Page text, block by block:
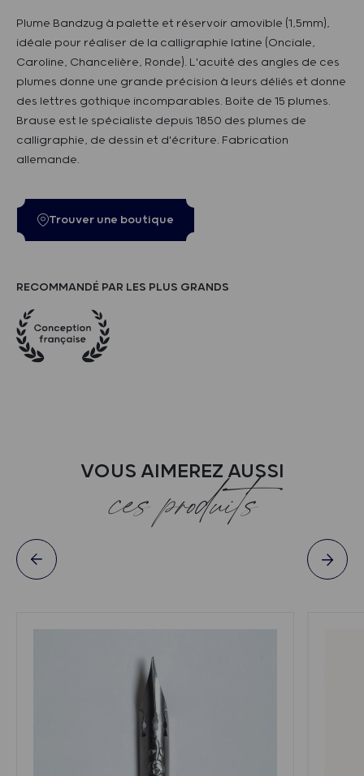
Plume Bandzug à palette et réservoir amovible (1,5mm),
idéale pour réaliser de la calligraphie latine (Onciale,
Caroline, Chancelière, Ronde). L'acuité des angles de ces
plumes donne une grande précision à leurs déliés et donne
des lettres gothique incomparables. Boite de 15 plumes.
Brause est le spécialiste depuis 1850 des plumes de
calligraphie, de dessin et d'écriture. Fabrication
allemande.
Trouver une boutique
RECOMMANDÉ PAR LES PLUS GRANDS
VOUS AIMEREZ AUSSI
ces produits